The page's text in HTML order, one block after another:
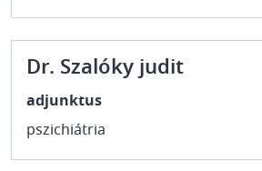
Dr. Szalóky judit
adjunktus
pszichiátria